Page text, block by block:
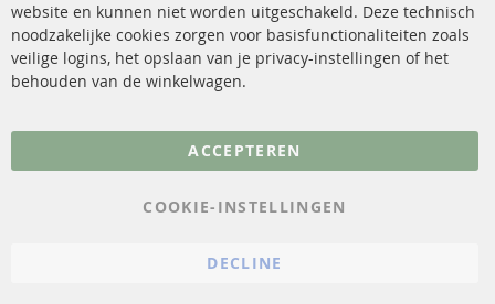
sensoren
FAQ
Contact
Annuleer contract
Gegevensbescherming
website en kunnen niet worden uitgeschakeld. Deze technisch
noodzakelijke cookies zorgen voor basisfunctionaliteiten zoals
veilige logins, het opslaan van je privacy-instellingen of het
behouden van de winkelwagen.
ACCEPTEREN
COOKIE-INSTELLINGEN
DECLINE